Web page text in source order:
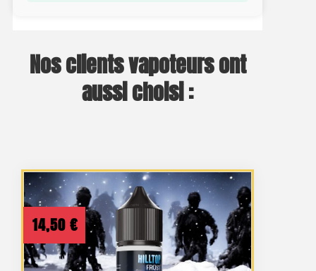
Nos clients vapoteurs ont
aussi choisi :
14,50 €